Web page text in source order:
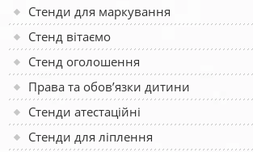
Стенди для маркування
Стенд вітаємо
Стенд оголошення
Права та обов’язки дитини
Стенди атестаційні
Стенди для ліплення